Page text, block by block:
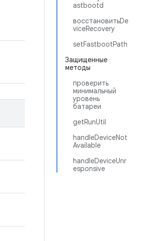
astbootd
восстановитьDe
viceRecovery
setFastbootPath
Защищенные
методы
проверить
минимальный
уровень
батареи
getRunUtil
handleDeviceNot
Available
handleDeviceUnr
esponsive